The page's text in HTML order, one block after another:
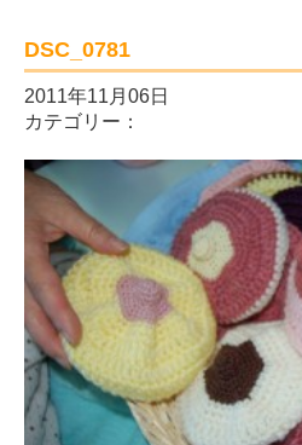
DSC_0781
2011年11月06日
カテゴリー：